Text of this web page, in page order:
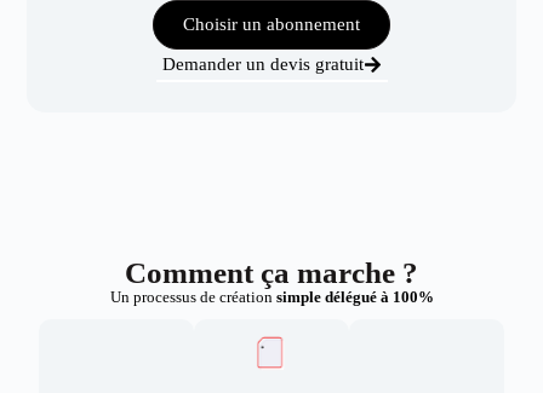
Choisir un abonnement
Demander un devis gratuit
Comment ça marche ?
Un processus de création simple délégué à 100%